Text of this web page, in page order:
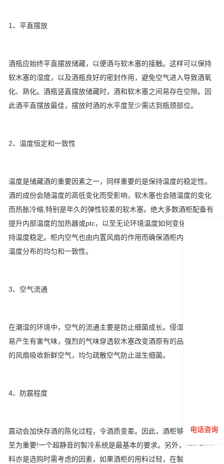
1、平直摆放
酒瓶应始终平直摆放储藏，以便酒与软木塞的接触。这样可以保持
软木塞的湿度，以及酒瓶良好的密封作用，避免空气进入导致酒氧
化、熟化。酒瓶竖直摆放储藏时，酒和软木塞之间易存在空隙。因
此酒平直摆放最佳，摆放时酒的水平度至少需达到瓶颈部位。
2、温度恒定和一致性
温度是储藏酒的重要因素之一，同样重要的是保持温度的稳定性。
酒的成份会随温度的高低变化而受影响，软木塞也会随温度的变化
而热胀冷缩,特别是年久的弹性较差的软木塞。绝大多数酒柜配备有
提升内部温度的加热器或ptc，以至无论环境温度如何变化，都可保
持温度稳定。柜内空气也由内置风扇的作用而确保酒柜内不同位置
温度分布的均匀和一致性。
3、空气流通
在潮湿的环境中，空气的流通主要是防止细菌成长。侵湿的软木塞
易产生有害气味，强烈的气味穿透软木塞改变酒原有的品质。箱内
的风扇吸收新鲜空气，均匀疏散空气防止滋生细菌。
4、防震程度
震动会加快存酒的陈化过程，令酒质变差。因此，酒柜够不够安静
至为重要!一个超静音的製冷系统是最基本的要求。另外，酒柜的用
料亦是选购时需考虑的因素，如果酒柜的用料过轻，在製冷的过程
电话咨询